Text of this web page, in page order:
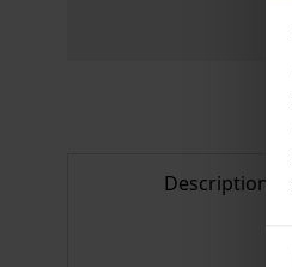
Description